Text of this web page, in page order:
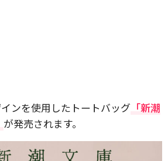
インを使用したトートバッグ 「新潮
が発売されます。